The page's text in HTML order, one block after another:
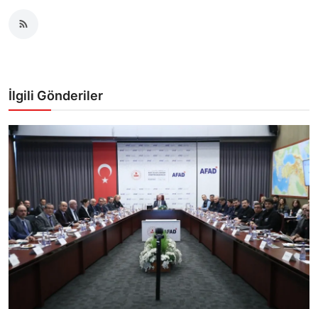
İlgili Gönderiler